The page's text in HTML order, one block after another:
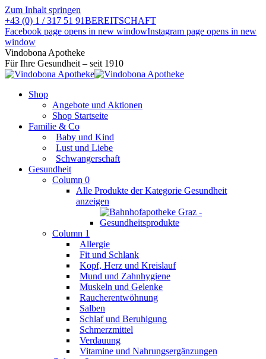
Zum Inhalt springen
+43 (0) 1 / 317 51 91BEREITSCHAFT
Facebook page opens in new windowInstagram page opens in new
window
Vindobona Apotheke
Für Ihre Gesundheit – seit 1910
Shop
Angebote und Aktionen
Shop Startseite
Familie & Co
Baby und Kind
Lust und Liebe
Schwangerschaft
Gesundheit
Column 0
Alle Produkte der Kategorie Gesundheit
anzeigen
Column 1
Allergie
Fit und Schlank
Kopf, Herz und Kreislauf
Mund und Zahnhygiene
Muskeln und Gelenke
Raucherentwöhnung
Salben
Schlaf und Beruhigung
Schmerzmittel
Verdauung
Vitamine und Nahrungsergänzungen